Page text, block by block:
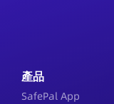
產品
SafePal App